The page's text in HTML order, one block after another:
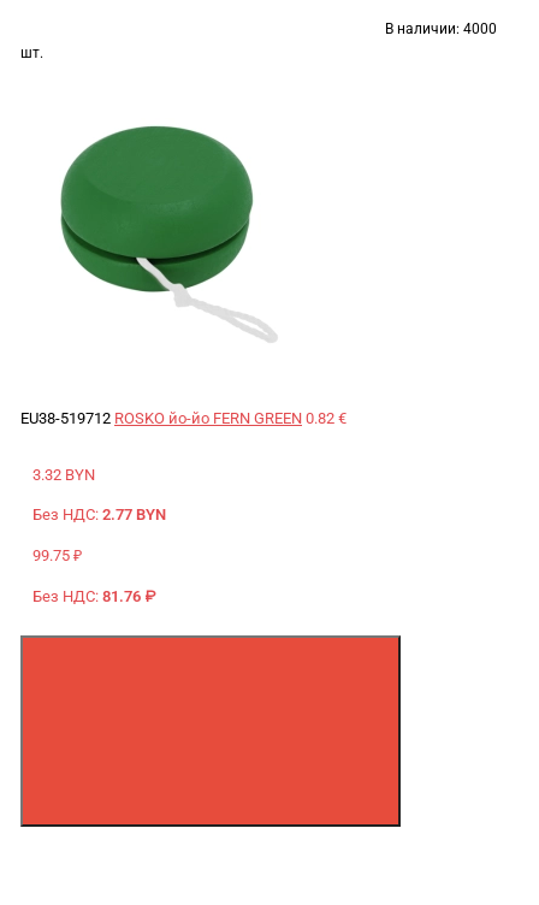
В наличии: 4000
шт.
EU38-519712 ROSKO йо-йо FERN GREEN 0.82 €
3.32 BYN
Без НДС: 2.77 BYN
99.75 ₽
Без НДС: 81.76 ₽